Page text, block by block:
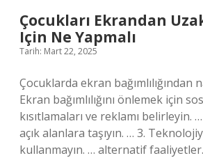
Çocukları Ekrandan
Için Ne Yapmalı
Tarih: Mart 22, 2025
Çocuklarda ekran bağımlılığından
Ekran bağımlılığını önlemek için
kısıtlamaları ve reklamı belirleyin.
açık alanlara taşıyın. … 3.
kullanmayın. … alternatif